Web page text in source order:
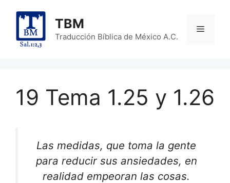
content
TBM
Traducción Bíblica de México A.C.
Menu
19 Tema 1.25 y 1.26
Las medidas, que toma la gente
para reducir sus ansiedades, en
realidad empeoran las cosas.